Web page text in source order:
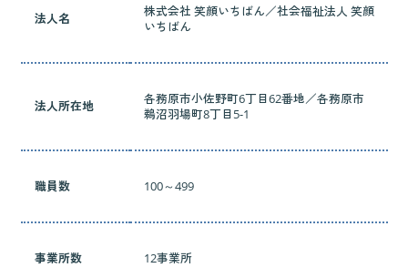
法人名
株式会社 笑顔いちばん／社会福祉法人 笑顔
いちばん
法人所在地
各務原市小佐野町6丁目62番地／各務原市
鵜沼羽場町8丁目5-1
職員数 100～499
事業所数 12事業所